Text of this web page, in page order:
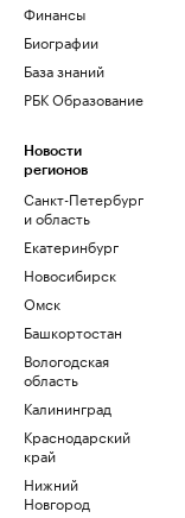
Финансы
Биографии
База знаний
РБК Образование
Новости
регионов
Санкт-Петербург
и область
Екатеринбург
Новосибирск
Омск
Башкортостан
Вологодская
область
Калининград
Краснодарский
край
Нижний
Новгород